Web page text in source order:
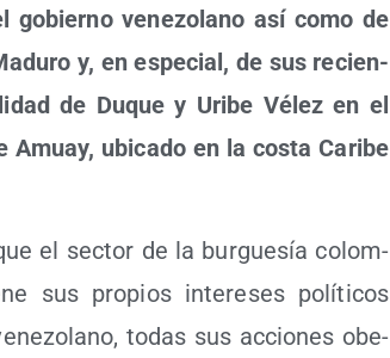
gobierno vene­zo­lano así como de
y, en espe­cial, de sus recien­
de Duque y Uri­be Vélez en el
ubi­ca­do en la cos­ta Cari­be
el sec­tor de la bur­gue­sía colom­
sus pro­pios intere­ses polí­ti­cos
todas sus accio­nes obe­